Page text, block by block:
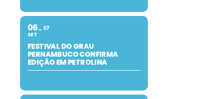
06
SET
07
FESTIVAL DO GRAU
PERNAMBUCO CONFIRMA
EDIÇÃO EM PETROLINA